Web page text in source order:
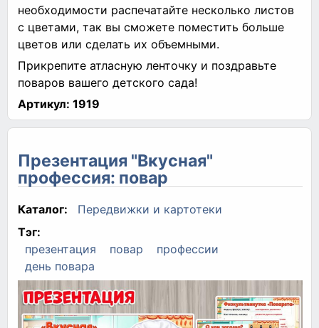
необходимости распечатайте несколько листов
с цветами, так вы сможете поместить больше
цветов или сделать их объемными.
Прикрепите атласную ленточку и поздравьте
поваров вашего детского сада!
Артикул: 1919
Презентация "Вкусная"
профессия: повар
Каталог:
Передвижки и картотеки
Тэг:
презентация
повар
профессии
день повара